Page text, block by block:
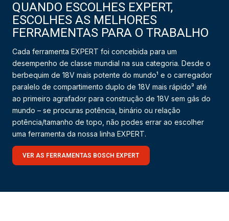
QUANDO ESCOLHES EXPERT,
ESCOLHES AS MELHORES
FERRAMENTAS PARA O TRABALHO
Cada ferramenta EXPERT foi concebida para um
desempenho de classe mundial na sua categoria. Desde o
berbequim de 18V mais potente do mundo¹ e o carregador
paralelo de compartimento duplo de 18V mais rápido³ até
ao primeiro agrafador para construção de 18V sem gás do
mundo – se procuras potência, binário ou relação
potência/tamanho de topo, não podes errar ao escolher
uma ferramenta da nossa linha EXPERT.
VER AS FERRAMENTAS BOSCH EXPERT